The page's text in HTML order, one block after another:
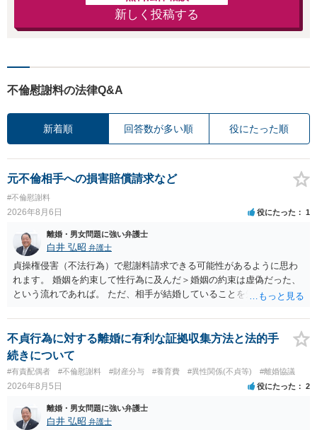
新しく投稿する
不倫慰謝料の法律Q&A
新着順 回答数が多い順 役にたった順
元不倫相手への損害賠償請求など
#不倫慰謝料
2026年8月6日 役にたった 1
離婚・男女問題に強い弁護士
白井 弘昭 弁護士
貞操権侵害（不法行為）で慰謝料請求できる可能性があるように思わ
れます。 婚姻を約束して性行為に及んだ＞婚姻の約束は虚偽だった、
という流れであれば。 ただ、相手が結婚していることを知って行為に
性も認められそうですので、あまり慰謝料は高額にならないように思
われます。 一度、最寄りの弁護士に相談してみてください。
不貞行為に対する離婚に有利な証拠収集方法と法的手
続きについて
#有責配偶者 #不倫慰謝料 #財産分与 #養育費 #異性関係(不貞等) #離婚協議
2026年8月5日 役にたった 2
離婚・男女問題に強い弁護士
白井 弘昭 弁護士